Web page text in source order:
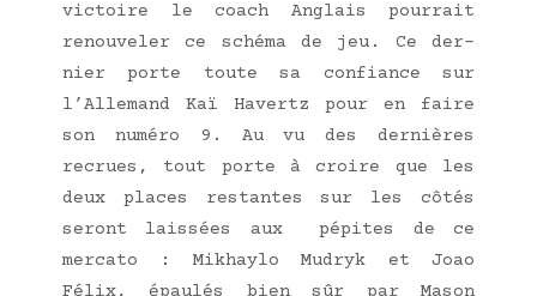
vic­toire le coach Anglais pour­rait
renou­ve­ler ce sché­ma de jeu. Ce der­
nier porte toute sa confiance sur
l’Al­le­mand Kaï Havertz pour en faire
son numé­ro 9. Au vu des der­nières
recrues, tout porte à croire que les
deux places res­tantes sur les côtés
seront lais­sées aux pépites de ce
mer­ca­to : Mikhay­lo Mudryk et Joao
Félix, épau­lés bien sûr par Mason